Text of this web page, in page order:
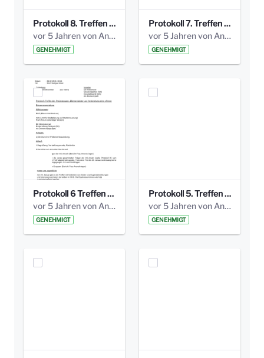
Protokoll 8. Treffen 20150330 AG Bismarckplatz.pdf
vor 5 Jahren von Anni Schlumberger
GENEHMIGT
Protokoll 7. Treffen 20150308 AG Bismarckplatz.pdf
vor 5 Jahren von Anni Schlumberger
GENEHMIGT
Protokoll 6 Treffen 20150205 AG Bismarckplatz.pdf
vor 5 Jahren von Anni Schlumberger
GENEHMIGT
Protokoll 5. Treffen 20141208 AG Bismarkplatz.pdf
vor 5 Jahren von Anni Schlumberger
GENEHMIGT